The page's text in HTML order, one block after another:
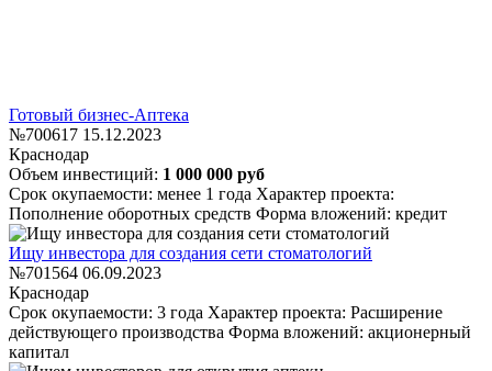
Готовый бизнес-Аптека
№700617 15.12.2023
Краснодар
Объем инвестиций: 1 000 000 руб
Срок окупаемости: менее 1 года Характер проекта:
Пополнение оборотных средств Форма вложений: кредит
Ищу инвестора для создания сети стоматологий
№701564 06.09.2023
Краснодар
Срок окупаемости: 3 года Характер проекта: Расширение
действующего производства Форма вложений: акционерный
капитал